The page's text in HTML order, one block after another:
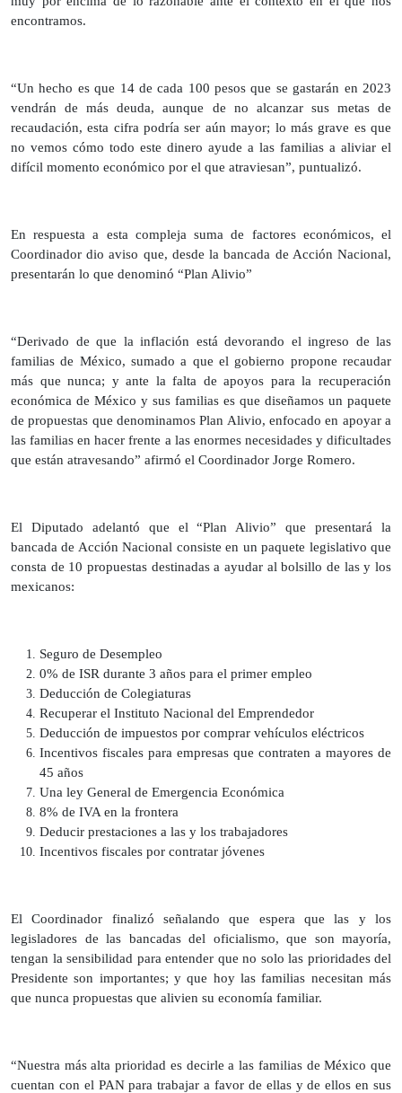
encontramos.
“Un hecho es que 14 de cada 100 pesos que se gastarán en 2023
vendrán de más deuda, aunque de no alcanzar sus metas de
recaudación, esta cifra podría ser aún mayor; lo más grave es que
no vemos cómo todo este dinero ayude a las familias a aliviar el
difícil momento económico por el que atraviesan”, puntualizó.
En respuesta a esta compleja suma de factores económicos, el
Coordinador dio aviso que, desde la bancada de Acción Nacional,
presentarán lo que denominó “Plan Alivio”
“Derivado de que la inflación está devorando el ingreso de las
familias de México, sumado a que el gobierno propone recaudar
más que nunca; y ante la falta de apoyos para la recuperación
económica de México y sus familias es que diseñamos un paquete
de propuestas que denominamos Plan Alivio, enfocado en apoyar a
las familias en hacer frente a las enormes necesidades y dificultades
que están atravesando” afirmó el Coordinador Jorge Romero.
El Diputado adelantó que el “Plan Alivio” que presentará la
bancada de Acción Nacional consiste en un paquete legislativo que
consta de 10 propuestas destinadas a ayudar al bolsillo de las y los
mexicanos:
Seguro de Desempleo
0% de ISR durante 3 años para el primer empleo
Deducción de Colegiaturas
Recuperar el Instituto Nacional del Emprendedor
Deducción de impuestos por comprar vehículos eléctricos
Incentivos fiscales para empresas que contraten a mayores de
45 años
Una ley General de Emergencia Económica
8% de IVA en la frontera
Deducir prestaciones a las y los trabajadores
Incentivos fiscales por contratar jóvenes
El Coordinador finalizó señalando que espera que las y los
legisladores de las bancadas del oficialismo, que son mayoría,
tengan la sensibilidad para entender que no solo las prioridades del
Presidente son importantes; y que hoy las familias necesitan más
que nunca propuestas que alivien su economía familiar.
“Nuestra más alta prioridad es decirle a las familias de México que
cuentan con el PAN para trabajar a favor de ellas y de ellos en sus